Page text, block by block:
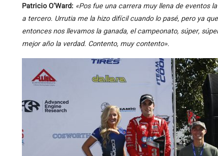
Patricio O’Ward: «Pos fue una carrera muy llena de eventos
a tercero. Urrutia me la hizo difícil cuando lo pasé, pero ya
entonces nos llevamos la ganada, el campeonato, súper,
mejor año la verdad. Contento, muy contento».